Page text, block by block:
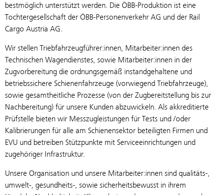
bestmöglich unterstützt werden. Die ÖBB-Produktion ist eine
Tochtergesellschaft der ÖBB-Personenverkehr AG und der Rail
Cargo Austria AG.
Wir stellen Triebfahrzeugführer:innen, Mitarbeiter:innen des
Technischen Wagendienstes, sowie Mitarbeiter:innen in der
Zugvorbereitung die ordnungsgemäß instandgehaltene und
betriebssichere Schienenfahrzeuge (vorwiegend Triebfahrzeuge),
sowie gesamtheitliche Prozesse (von der Zugbereitstellung bis zur
Nachbereitung) für unsere Kunden abzuwickeln. Als akkreditierte
Prüfstelle bieten wir Messzugleistungen für Tests und /oder
Kalibrierungen für alle am Schienensektor beteiligten Firmen und
EVU und betreiben Stützpunkte mit Serviceeinrichtungen und
zugehöriger Infrastruktur.
Unsere Organisation und unsere Mitarbeiter:innen sind qualitäts-,
umwelt-, gesundheits-, sowie sicherheitsbewusst in ihrem